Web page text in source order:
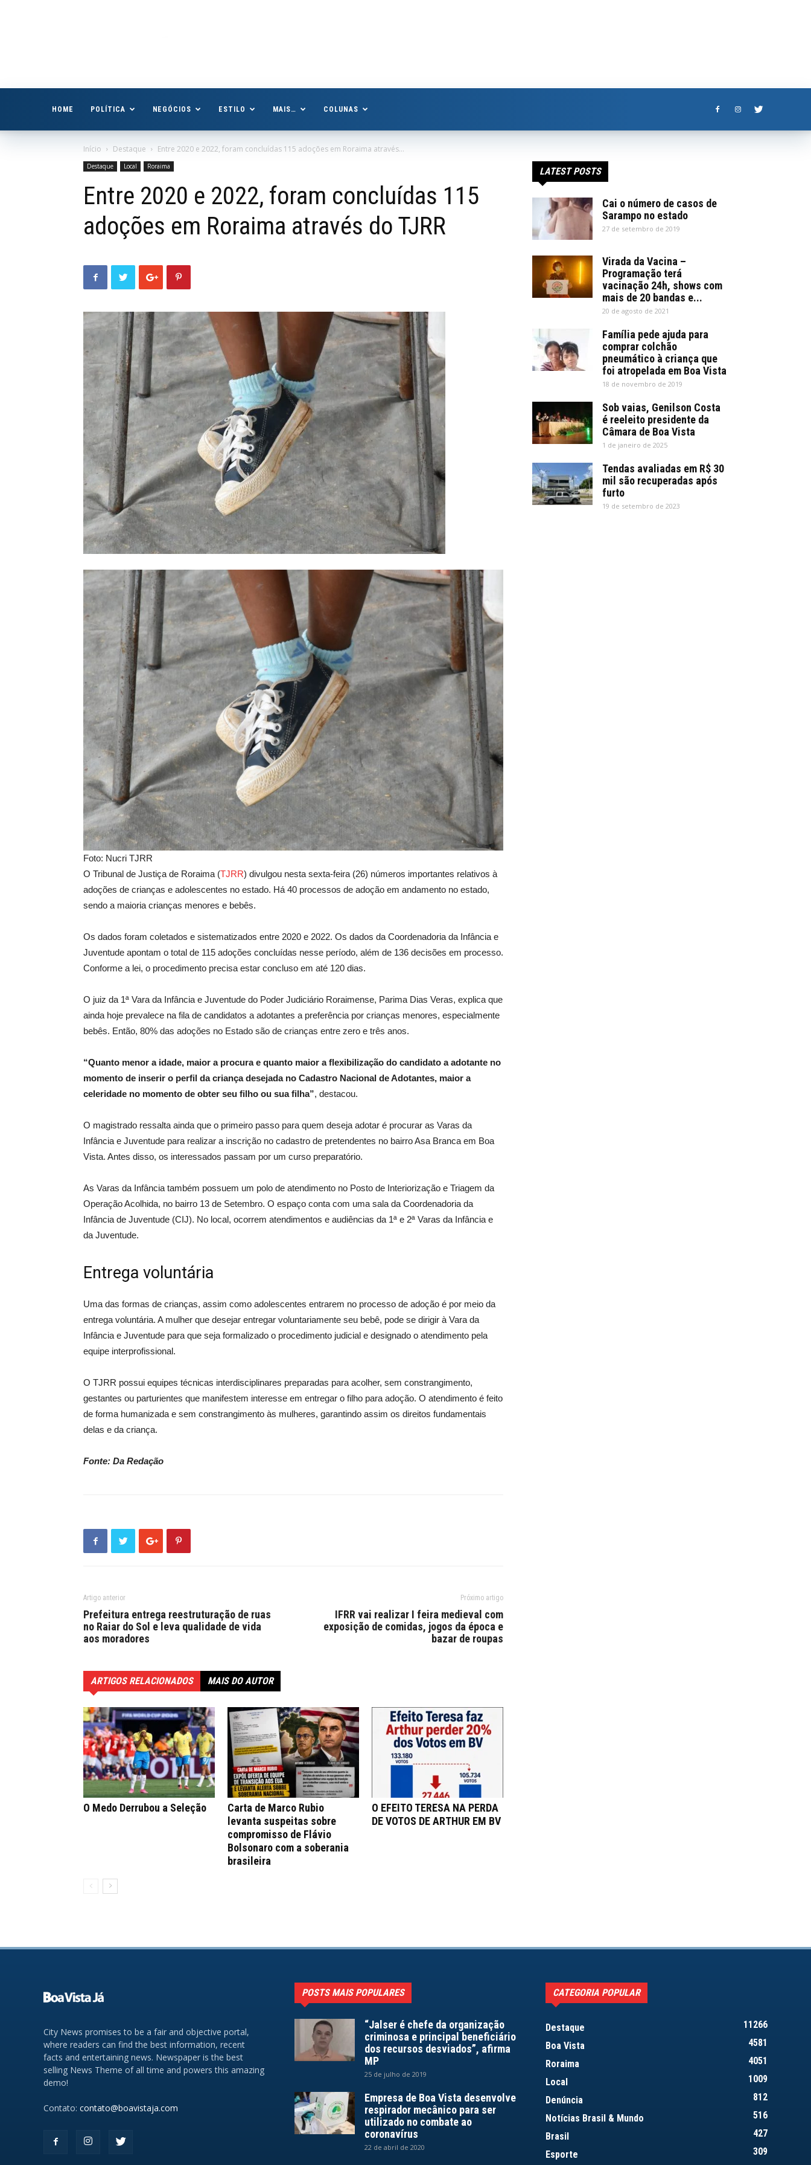
HOME POLÍTICA NEGÓCIOS ESTILO MAIS… COLUNAS
Início Destaque Entre 2020 e 2022, foram concluídas 115 adoções em Roraima através...
Destaque Local Roraima
Entre 2020 e 2022, foram concluídas 115
adoções em Roraima através do TJRR
Foto: Nucri TJRR
O Tribunal de Justiça de Roraima (TJRR) divulgou nesta sexta-feira (26) números importantes relativos à
adoções de crianças e adolescentes no estado. Há 40 processos de adoção em andamento no estado,
sendo a maioria crianças menores e bebês.
Os dados foram coletados e sistematizados entre 2020 e 2022. Os dados da Coordenadoria da Infância e
Juventude apontam o total de 115 adoções concluídas nesse período, além de 136 decisões em processo.
Conforme a lei, o procedimento precisa estar concluso em até 120 dias.
O juiz da 1ª Vara da Infância e Juventude do Poder Judiciário Roraimense, Parima Dias Veras, explica que
ainda hoje prevalece na fila de candidatos a adotantes a preferência por crianças menores, especialmente
bebês. Então, 80% das adoções no Estado são de crianças entre zero e três anos.
“Quanto menor a idade, maior a procura e quanto maior a flexibilização do candidato a adotante no
momento de inserir o perfil da criança desejada no Cadastro Nacional de Adotantes, maior a
celeridade no momento de obter seu filho ou sua filha”, destacou.
O magistrado ressalta ainda que o primeiro passo para quem deseja adotar é procurar as Varas da
Infância e Juventude para realizar a inscrição no cadastro de pretendentes no bairro Asa Branca em Boa
Vista. Antes disso, os interessados passam por um curso preparatório.
As Varas da Infância também possuem um polo de atendimento no Posto de Interiorização e Triagem da
Operação Acolhida, no bairro 13 de Setembro. O espaço conta com uma sala da Coordenadoria da
Infância de Juventude (CIJ). No local, ocorrem atendimentos e audiências da 1ª e 2ª Varas da Infância e
da Juventude.
Entrega voluntária
Uma das formas de crianças, assim como adolescentes entrarem no processo de adoção é por meio da
entrega voluntária. A mulher que desejar entregar voluntariamente seu bebê, pode se dirigir à Vara da
Infância e Juventude para que seja formalizado o procedimento judicial e designado o atendimento pela
equipe interprofissional.
O TJRR possui equipes técnicas interdisciplinares preparadas para acolher, sem constrangimento,
gestantes ou parturientes que manifestem interesse em entregar o filho para adoção. O atendimento é feito
de forma humanizada e sem constrangimento às mulheres, garantindo assim os direitos fundamentais
delas e da criança.
Fonte: Da Redação
Artigo anterior
Prefeitura entrega reestruturação de ruas
no Raiar do Sol e leva qualidade de vida
aos moradores
Próximo artigo
IFRR vai realizar I feira medieval com
exposição de comidas, jogos da época e
bazar de roupas
ARTIGOS RELACIONADOS MAIS DO AUTOR
O Medo Derrubou a Seleção
Carta de Marco Rubio
levanta suspeitas sobre
compromisso de Flávio
Bolsonaro com a soberania
brasileira
O EFEITO TERESA NA PERDA
DE VOTOS DE ARTHUR EM BV
LATEST POSTS
Cai o número de casos de
Sarampo no estado
27 de setembro de 2019
Virada da Vacina –
Programação terá
vacinação 24h, shows com
mais de 20 bandas e...
20 de agosto de 2021
Família pede ajuda para
comprar colchão
pneumático à criança que
foi atropelada em Boa Vista
18 de novembro de 2019
Sob vaias, Genilson Costa
é reeleito presidente da
Câmara de Boa Vista
1 de janeiro de 2025
Tendas avaliadas em R$ 30
mil são recuperadas após
furto
19 de setembro de 2023
City News promises to be a fair and objective portal,
where readers can find the best information, recent
facts and entertaining news. Newspaper is the best
selling News Theme of all time and powers this amazing
demo!
Contato: contato@boavistaja.com
POSTS MAIS POPULARES
“Jalser é chefe da organização
criminosa e principal beneficiário
dos recursos desviados”, afirma
MP
25 de julho de 2019
Empresa de Boa Vista desenvolve
respirador mecânico para ser
utilizado no combate ao
coronavírus
22 de abril de 2020
CATEGORIA POPULAR
Destaque
11266
Boa Vista
4581
Roraima
4051
Local
1009
Denúncia
812
Notícias Brasil & Mundo
516
Brasil
427
Esporte
309